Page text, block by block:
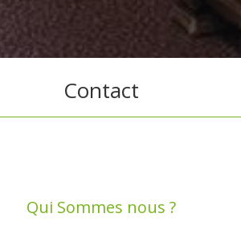
Contact
Qui Sommes nous ?